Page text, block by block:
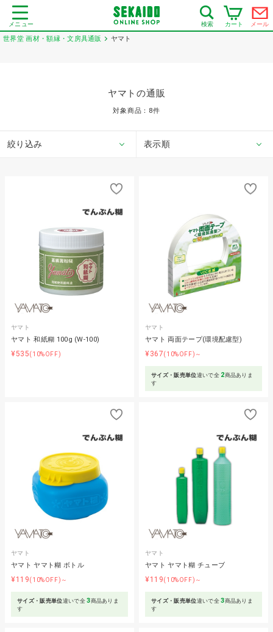
メニュー 検索 カート メール
世界堂 画材・額縁・文房具通販 ヤマト
ヤマトの通販
対象商品： 8件
絞り込み 表示順
ヤマト
ヤマト 和紙糊 100g (W-100)
¥535(10%OFF)
ヤマト
ヤマト 両面テープ(環境配慮型)
¥367(10%OFF)～
サイズ・販売単位違いで全 2商品ありま
す
ヤマト
ヤマト ヤマト糊 ボトル
¥119(10%OFF)～
サイズ・販売単位違いで全3商品ありま
す
ヤマト
ヤマト ヤマト糊 チューブ
¥119(10%OFF)～
サイズ・販売単位違いで全3商品ありま
す